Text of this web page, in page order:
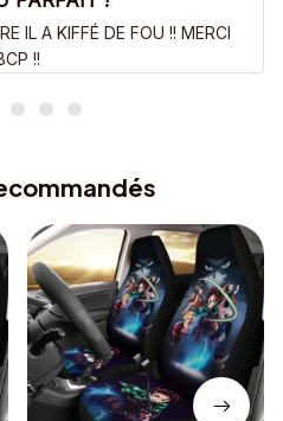
IL A KIFFÉ DE FOU !! MERCI
!!